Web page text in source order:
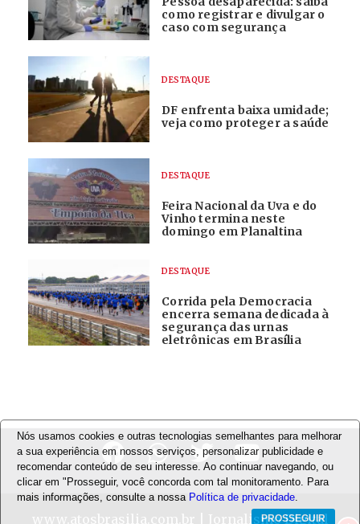
como registrar e divulgar o
caso com segurança
DESTAQUE
DF enfrenta baixa umidade;
veja como proteger a saúde
DESTAQUE
Feira Nacional da Uva e do
Vinho termina neste
domingo em Planaltina
DESTAQUE
Corrida pela Democracia
encerra semana dedicada à
segurança das urnas
eletrônicas em Brasília
www.atosbrasilia.com.br | Jornalismo Digital
Nós usamos cookies e outras tecnologias semelhantes para melhorar
a sua experiência em nossos serviços, personalizar publicidade e
recomendar conteúdo de seu interesse. Ao continuar navegando, ou
clicar em "Prosseguir, você concorda com tal monitoramento. Para
mais informações, consulte a nossa Política de privacidade.
PROSSEGUIR